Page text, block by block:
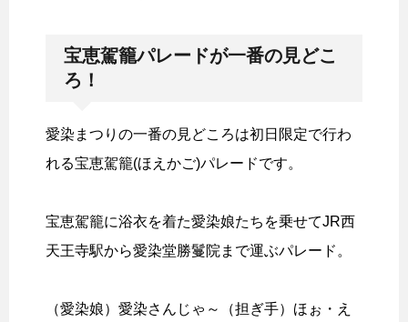
宝恵駕籠パレードが一番の見どこ
ろ！
愛染まつりの一番の見どころは初日限定で行わ
れる宝恵駕籠(ほえかご)パレードです。
宝恵駕籠に浴衣を着た愛染娘たちを乗せてJR西
天王寺駅から愛染堂勝鬘院まで運ぶパレード。
（愛染娘）愛染さんじゃ～（担ぎ手）ほぉ・え